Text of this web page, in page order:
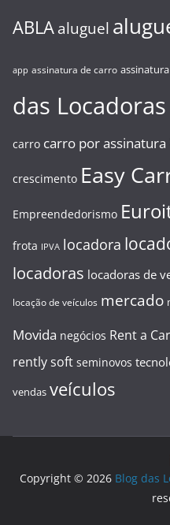
ABLA aluguel
app assinatura de carro
das
carro carro por assinatura
crescimento Easy
Empreendedorismo
frota IPVA locadora
locadoras locadoras de
locação de veículos mercado
Movida negócios Rent a Car
rently soft seminovos
vendas veículos
Copyright © 2026 Blog das